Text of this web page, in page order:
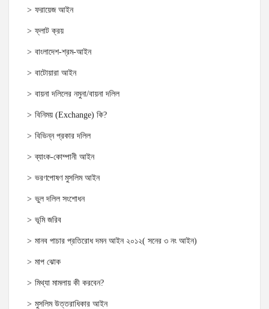
ফরায়েজ আইন
ফ্লাট ক্রয়
বাংলাদেশ-শ্রম-আইন
বাটোয়ারা আইন
বায়না দলিলের নমুনা/বায়না দলিল
বিনিময় (Exchange) কি?
বিভিন্ন প্রকার দলিল
ব্যাংক-কোম্পানী আইন
ভরণপোষণ মুসলিম আইন
ভুল দলিল সংশোধন
ভূমি জরিব
মানব পাচার প্রতিরোধ দমন আইন ২০১২( সনের ৩ নং আইন)
মাপ ঝোক
মিথ্যা মামলায় কী করবেন?
মুসলিম উত্তরাধিকার আইন